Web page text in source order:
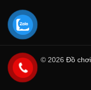
© 2026 Đồ